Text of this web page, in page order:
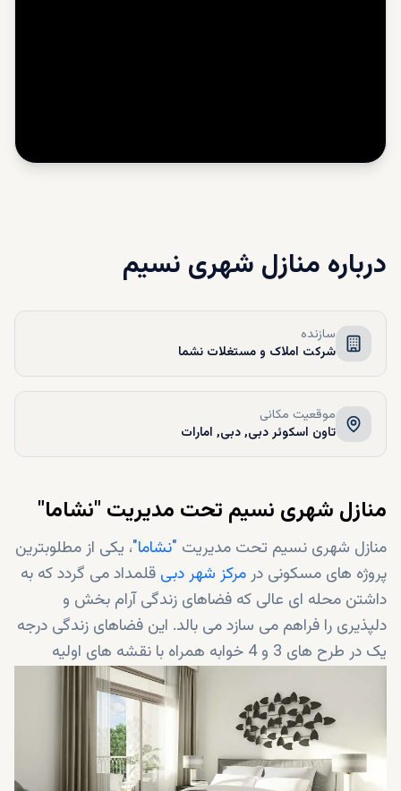
درباره منازل شهری نسیم
سازنده
شرکت املاک و مستغلات نشما
موقعیت مکانی
تاون اسکوئر دبی, دبی, امارات
منازل شهری نسیم تحت مدیریت "نشاما"
منازل شهری نسیم تحت مدیریت "نشاما"، یکی از مطلوبترین
پروژه های مسکونی درمرکز شهر دبی قلمداد می گردد که به
داشتن محله ای عالی که فضاهای زندگی آرام بخش و
دلپذیری را فراهم می سازد می بالد. این فضاهای زندگی درجه
یک در طرح های 3 و 4 خوابه همراه با نقشه های اولیه
متعددی جهت انتخاب دردسترس هستند. هر یک از منازل
شهری نسیمبه منظور برآوردن نیازهای شما متناسب با طرح
و با دقت تمام برنامه ریزی شده اند.